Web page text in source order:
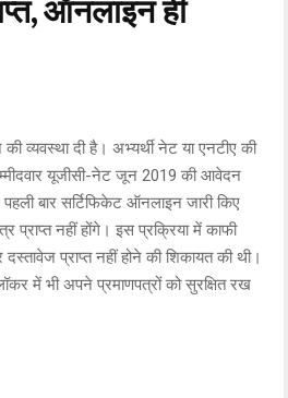
ऑनलाइन ही
व्यवस्था दी है। अभ्यर्थी नेट या एनटीए की
यूजीसी-नेट जून 2019 की आवेदन
बार सर्टिफिकेट ऑनलाइन जारी किए
प्राप्त नहीं होंगे। इस प्रक्रिया में काफी
प्राप्त नहीं होने की शिकायत की थी।
में भी अपने प्रमाणपत्रों को सुरक्षित रख